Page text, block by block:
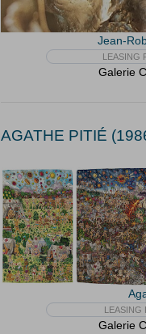
Jean-
LEASING
Galerie
AGATHE PITIÉ
LEASING
Galerie